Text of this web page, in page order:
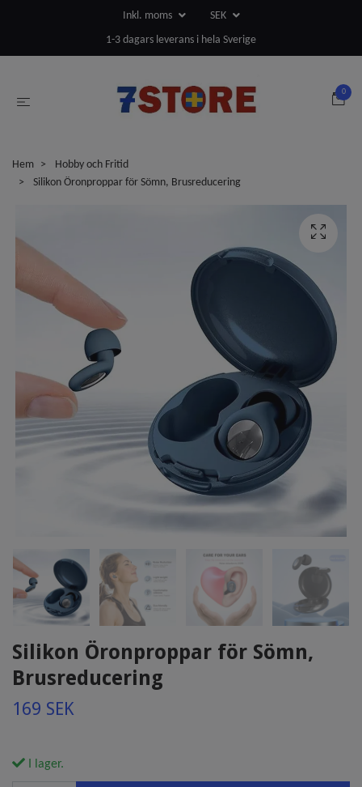
Inkl. moms
SEK
1-3 dagars leverans i hela Sverige
0
Hem
Hobby och Fritid
Silikon Öronproppar för Sömn, Brusreducering
Silikon Öronproppar för Sömn,
Brusreducering
169 SEK
I lager.